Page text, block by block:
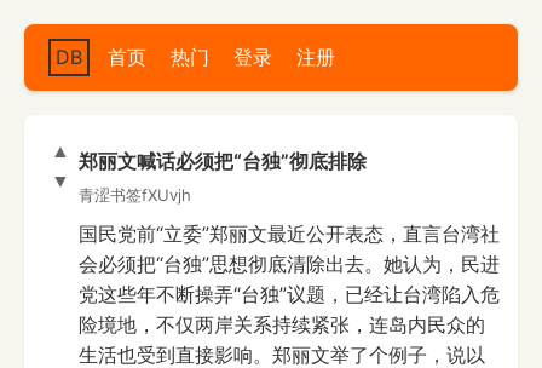
DB 首页 热门 登录 注册
▲
▼
郑丽文喊话必须把“台独”彻底排除
青涩书签fXUvjh
国民党前“立委”郑丽文最近公开表态，直言台湾社
会必须把“台独”思想彻底清除出去。她认为，民进
党这些年不断操弄“台独”议题，已经让台湾陷入危
险境地，不仅两岸关系持续紧张，连岛内民众的
生活也受到直接影响。郑丽文举了个例子，说以